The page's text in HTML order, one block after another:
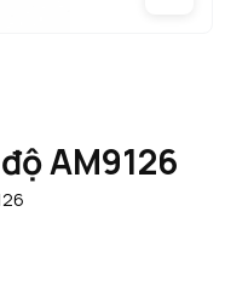
AM9126